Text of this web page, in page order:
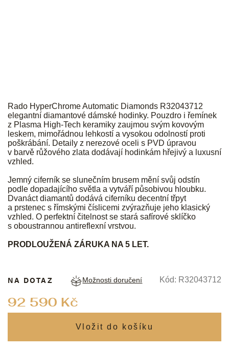
Rado HyperChrome Automatic Diamonds R32043712
elegantní diamantové dámské hodinky. Pouzdro i řemínek
z Plasma High-Tech keramiky zaujmou svým kovovým
leskem, mimořádnou lehkostí a vysokou odolností proti
poškrábání. Detaily z nerezové oceli s PVD úpravou
v barvě růžového zlata dodávají hodinkám hřejivý a luxusní
vzhled.
Jemný ciferník se slunečním brusem mění svůj odstín
podle dopadajícího světla a vytváří působivou hloubku.
Dvanáct diamantů dodává ciferníku decentní třpyt
a prstenec s římskými číslicemi zvýrazňuje jeho klasický
vzhled. O perfektní čitelnost se stará safírové sklíčko
s oboustrannou antireflexní vrstvou.
PRODLOUŽENÁ ZÁRUKA NA 5 LET.
92 590 Kč
NA DOTAZ Možnosti doručení Kód: R32043712